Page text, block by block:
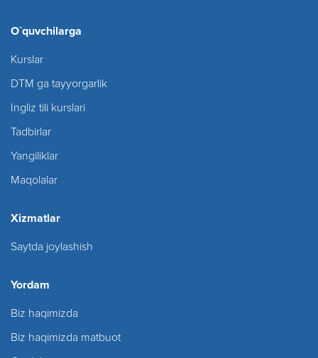
O`quvchilarga
Kurslar
DTM ga tayyorgarlik
Ingliz tili kurslari
Tadbirlar
Yangiliklar
Maqolalar
Xizmatlar
Saytda joylashish
Yordam
Biz haqimizda
Biz haqimizda matbuot